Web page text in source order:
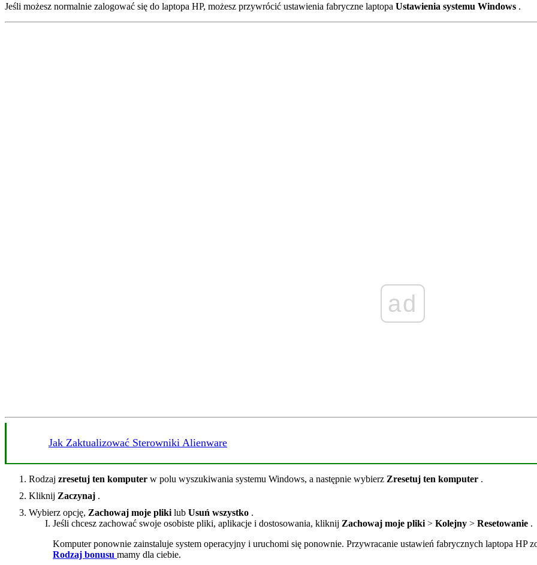
Jeśli możesz normalnie zalogować się do laptopa HP, możesz przywrócić ustawienia fabryczne laptopa Ustawienia systemu Windows .
ad
Jak Zaktualizować Sterowniki Alienware
Rodzaj zresetuj ten komputer w polu wyszukiwania systemu Windows, a następnie wybierz Zresetuj ten komputer .
Kliknij Zaczynaj .
Wybierz opcję, Zachowaj moje pliki lub Usuń wszystko .
Jeśli chcesz zachować swoje osobiste pliki, aplikacje i dostosowania, kliknij Zachowaj moje pliki > Kolejny > Resetowanie .
Komputer ponownie zainstaluje system operacyjny i uruchomi się ponownie. Przywracanie ustawień fabrycznych laptopa HP
Rodzaj bonusu mamy dla ciebie.